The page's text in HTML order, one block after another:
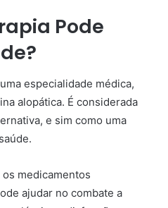
Pode
especialidade médica,
alopática. É considerada
e sim como uma
medicamentos
ajudar no combate a